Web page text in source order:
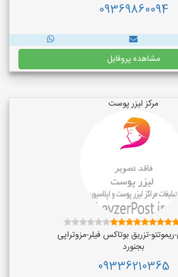
09369860094
مشاهده پروفایل
مرکز لیزر پوست
ریموتتو-تزریق بوتاکس فیلر-مزوتراپی
بجنورد
09336210365